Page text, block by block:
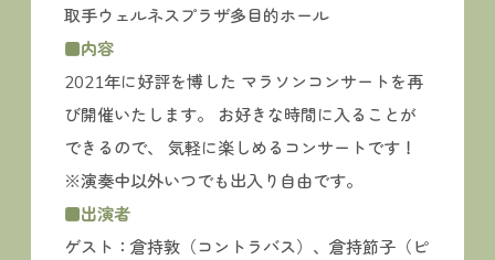
取手ウェルネスプラザ多目的ホール
■内容
2021年に好評を博した マラソンコンサートを再
び開催いたします。 お好きな時間に入ることが
できるので、 気軽に楽しめるコンサートです！
※演奏中以外いつでも出入り自由です。
■出演者
ゲスト：倉持敦（コントラバス）、倉持節子（ピ